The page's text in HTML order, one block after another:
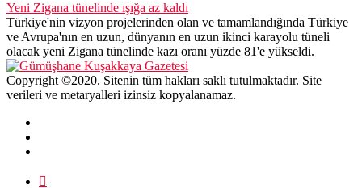
Yeni Zigana tünelinde ışığa az kaldı
Türkiye'nin vizyon projelerinden olan ve tamamlandığında Türkiye
ve Avrupa'nın en uzun, dünyanın en uzun ikinci karayolu tüneli
olacak yeni Zigana tünelinde kazı oranı yüzde 81'e yükseldi.
Copyright ©2020. Sitenin tüm hakları saklı tutulmaktadır. Site
verileri ve metaryalleri izinsiz kopyalanamaz.